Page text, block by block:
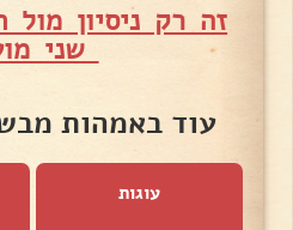
זה רק ניסיון מול
שני
עוד באמהות
עוגות